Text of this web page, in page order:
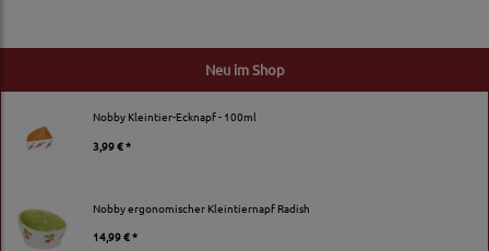
Neu im Shop
Nobby Kleintier-Ecknapf - 100ml
3,99 € *
Nobby ergonomischer Kleintiernapf Radish
14,99 € *